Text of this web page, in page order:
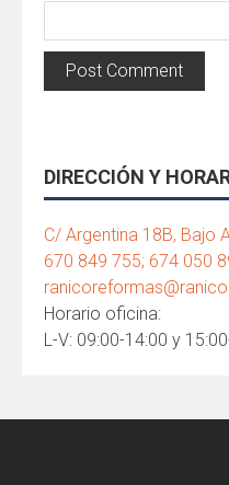
DIRECCIÓN Y
C/ Argentina 18B, Bajo
670 849 755; 674 050
Horario oficina:
L-V: 09:00-14:00 y